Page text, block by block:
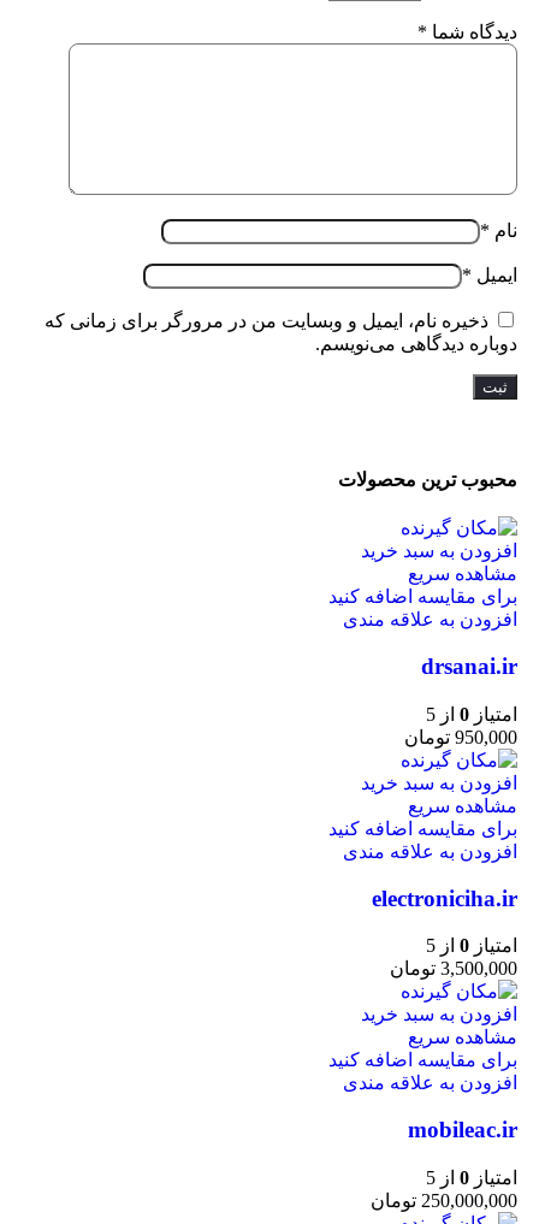
دیدگاه شما *
نام *
ایمیل *
ذخیره نام، ایمیل و وبسایت من در مرورگر برای زمانی که
دوباره دیدگاهی می‌نویسم.
محبوب ترین محصولات
افزودن به سبد خرید
مشاهده سریع
برای مقایسه اضافه کنید
افزودن به علاقه مندی
drsanai.ir
امتیاز 0 از 5
950,000 تومان
افزودن به سبد خرید
مشاهده سریع
برای مقایسه اضافه کنید
افزودن به علاقه مندی
electroniciha.ir
امتیاز 0 از 5
3,500,000 تومان
افزودن به سبد خرید
مشاهده سریع
برای مقایسه اضافه کنید
افزودن به علاقه مندی
mobileac.ir
امتیاز 0 از 5
250,000,000 تومان